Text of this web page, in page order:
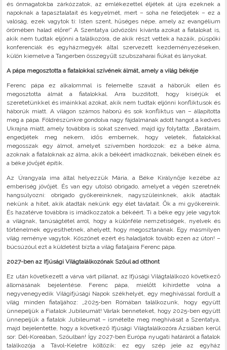
és önmagatokba zárkózzatok, az emlékezettel éljétek át újra ezeknek a
napoknak a tapasztalatait és kegyelmét, mert – soha ne feledjétek – ez a
valóság, ezek vagytok ti: Isten szent, hűséges népe, amely az evangélium
örömében halad előre!” A Szentatya üdvözölni kívánta azokat a fiatalokat is,
akik nem tudtak eljönni a találkozóra, de akik részt vettek a hazáik, püspöki
konferenciák és egyházmegyék által szervezett kezdeményezéseken,
külön kiemelve a Tangerben összegyűlt szubszaharai fiúkat és lányokat.
A pápa megosztotta a fiatalokkal szívének álmát, amely a világ békéje
Ferenc pápa ez alkalommal is felemelte szavát a háborúk ellen és
megosztotta álmát a fiatalokkal. Arra buzdított, hogy kísérjük el
szeretetünkkel és imáinkkal azokat, akik nem tudtak eljönni konfliktusok és
háborúk miatt. A világon számos háború és sok konfliktus van – állapította
meg a pápa. Földrészünkre gondolva nagy fájdalmának adott hangot a kedves
Ukrajna miatt, amely továbbra is sokat szenved, majd így folytatta: „Barátaim,
engedjétek meg nekem, idős embernek, hogy veletek, fiatalokkal
megosszak egy álmot, amelyet szívemben hordozok: ez a béke álma,
azoknak a fiataloknak az álma, akik a békéért imádkoznak, békében élnek és
a béke jövőjét építik.
Az Úrangyala ima által helyezzük Mária, a Béke Királynője kezébe az
emberiség jövőjét. És van egy utolsó obrigado, amelyet a végén szeretnék
hangsúlyozni: obrigado gyökereinknek, nagyszüleinknek, akik átadták
nekünk a hitet, akik átadták nekünk egy élet távlatait. Ők a mi gyökereink.
És hazatérve továbbra is imádkozzatok a békéért. Ti a béke egy jele vagytok
a világnak, tanúságtétel arról, hogy a különféle nemzetiségek, nyelvek és
történelmek egyesíthetnek, ahelyett, hogy megosztanának. Egy másmilyen
világ reménye vagytok. Köszönet ezért és haladjatok tovább ezen az úton! –
búcsúzóul ezt a küldetést bízta a világ fiataljaira Ferenc pápa.
2027-ben az Ifjúsági Világtalálkozónak Szöul ad otthont
Ez után következett a várva várt pillanat, az Ifjúsági Világtalálkozó következő
állomásának bejelentése. Ferenc pápa, mielőtt kihirdette volna a
negyvenegyedik Világifjúsági Napok székhelyét, egy meghívással fordult a
világ minden fiataljához: „2025-ben Rómában találkozunk, hogy együtt
ünnepeljük a Fiatalok Jubileumát! Várlak benneteket, hogy 2025-ben együtt
ünnepeljük a fiatalok Jubileumát – ismételte meg meghívását a Szentatya,
majd bejelentette, hogy a következő Ifjúsági Világtalálkozóra Ázsiában kerül
sor: Dél-Koreában, Szöulban! Így 2027-ben Európa nyugati határáról a fiatalok
találkozója a Távol-Keletre költözik: ez egy szép jele az egyház